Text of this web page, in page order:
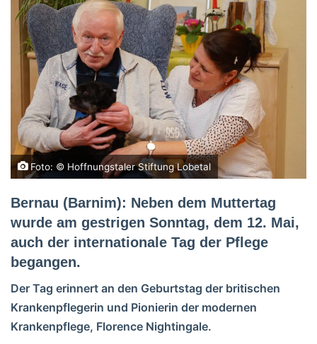
Foto: © Hoffnungstaler Stiftung Lobetal
Bernau (Barnim): Neben dem Muttertag
wurde am gestrigen Sonntag, dem 12. Mai,
auch der internationale Tag der Pflege
begangen.
Der Tag erinnert an den Geburtstag der britischen
Krankenpflegerin und Pionierin der modernen
Krankenpflege, Florence Nightingale.